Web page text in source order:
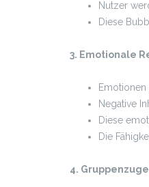
Nutzer
Diese
3. Emotionale
Negative
Diese
Die
4.